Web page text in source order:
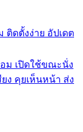
ติดตั้งง่าย อัปเดต
ม เปิดใช้ขณะนั่ง
ง คุยเห็นหน้า ส่ง